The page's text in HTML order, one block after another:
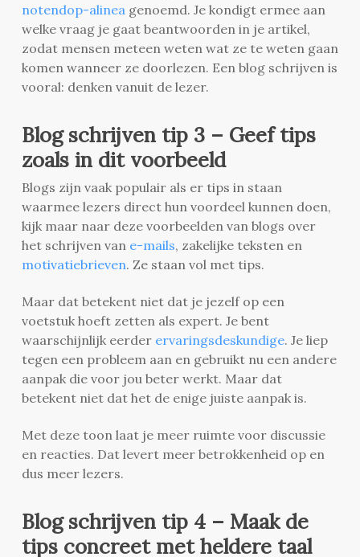
notendop-alineagenoemd. Je kondigt ermee aan
welke vraag je gaat beantwoorden in je artikel,
zodat mensen meteen weten wat ze te weten gaan
komen wanneer ze doorlezen. Een blog schrijven is
vooral: denken vanuit de lezer.
Blog schrijven tip 3 – Geef tips
zoals in dit voorbeeld
Blogs zijn vaak populair als er tips in staan
waarmee lezers direct hun voordeel kunnen doen,
kijk maar naar deze voorbeelden van blogs over
het schrijven van e-mails, zakelijke teksten en
motivatiebrieven. Ze staan vol met tips.
Maar dat betekent niet dat je jezelf op een
voetstuk hoeft zetten als expert. Je bent
waarschijnlijk eerder ervaringsdeskundige. Je liep
tegen een probleem aan en gebruikt nu een andere
aanpak die voor jou beter werkt. Maar dat
betekent niet dat het de enige juiste aanpak is.
Met deze toon laat je meer ruimte voor discussie
en reacties. Dat levert meer betrokkenheid op en
dus meer lezers.
Blog schrijven tip 4 – Maak de
tips concreet met heldere taal